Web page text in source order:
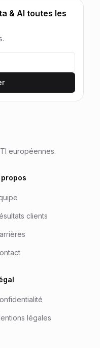
& AI toutes les
européennes.
propos
clients
légales